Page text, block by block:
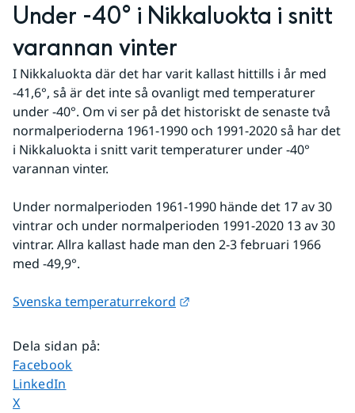
Under -40° i Nikkaluokta i snitt
varannan vinter
I Nikkaluokta där det har varit kallast hittills i år med
-41,6°, så är det inte så ovanligt med temperaturer
under -40°. Om vi ser på det historiskt de senaste två
normalperioderna 1961-1990 och 1991-2020 så har det
i Nikkaluokta i snitt varit temperaturer under -40°
varannan vinter.
Under normalperioden 1961-1990 hände det 17 av 30
vintrar och under normalperioden 1991-2020 13 av 30
vintrar. Allra kallast hade man den 2-3 februari 1966
med -49,9°.
Svenska temperaturrekord
Dela sidan på:
Dela sidan på
Facebook
Dela sidan på
LinkedIn
Dela sidan på
X